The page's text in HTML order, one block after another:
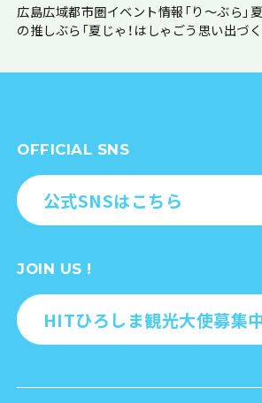
広島広域都市圏イベント情報「り～ぶら」夏
の推しぶら「夏じゃ！はしゃごう思い出づく
OFFICIAL SNS
公式SNSはこちら
JOIN US !
HITひろしま観光大使募集中